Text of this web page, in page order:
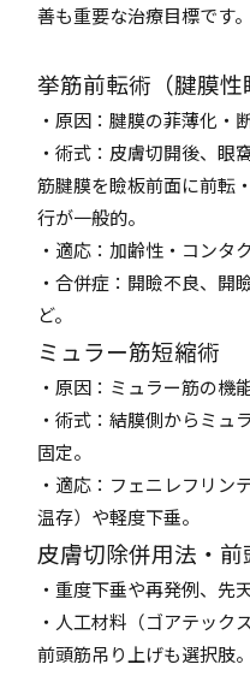
善も重要な治療目標です。
挙筋前転術（腱膜性
・原因：腱膜の菲薄化・
・術式：皮膚切開後、眼
筋腱膜を瞼板前面に前転
行が一般的。
・適応：加齢性・コンタ
・合併症：開瞼不良、開
ど。
ミュラー筋短縮術
・原因：ミュラー筋の機
・術式：結膜側からミュ
固定。
・適応：フェニレフリン
温存）や軽度下垂。
皮膚切除併用法・
・重度下垂や再発例、先
・人工材料（ゴアテック
前頭筋吊り上げも選択肢。